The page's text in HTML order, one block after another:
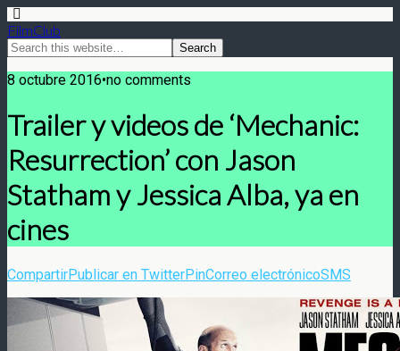
FilmClub
8 octubre 2016•no comments
Trailer y videos de ‘Mechanic:
Resurrection’ con Jason
Statham y Jessica Alba, ya en
cines
CompartirPublicar en TwitterPinCorreo electrónicoSMS